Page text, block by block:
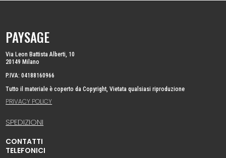
PAYSAGE
Via Leon Battista Alberti, 10
20149 Milano
P.IVA: 04188160966
Tutto il materiale è coperto da Copyright, Vietata qualsiasi riproduzione
PRIVACY POLICY
SPEDIZIONI
CONTATTI
TELEFONICI